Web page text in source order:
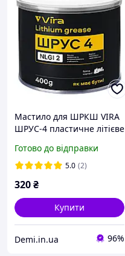
Мастило для ШРКШ VIRA
ШРУС-4 пластичне літієве
Готово до відправки
5.0 (2)
320₴
Купити
Demi.in.ua 96%